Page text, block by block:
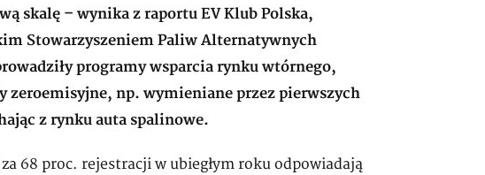
skalę – wynika z raportu EV Klub Polska,
Stowarzyszeniem Paliw Alternatywnych
programy wsparcia rynku wtórnego,
zeroemisyjne, np. wymieniane przez pierwszych
z rynku auta spalinowe.
68 proc. rejestracji w ubiegłym roku odpowiadają